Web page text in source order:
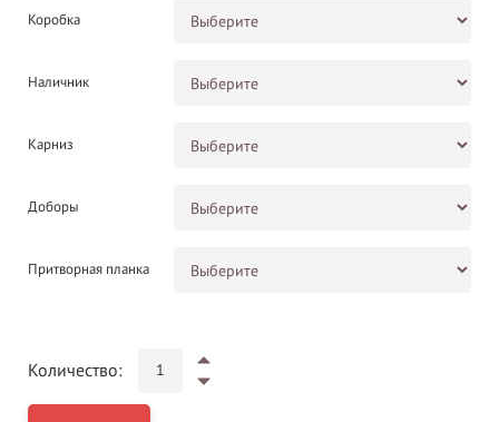
Коробка
Наличник
Карниз
Доборы
Притворная планка
Количество: